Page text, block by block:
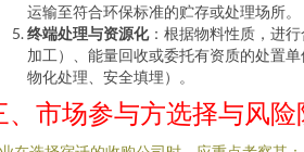
运输至符合环保标准的贮存或处理场所。
终端处理与资源化：根据物料性质，进
加工）、能量回收或委托有资质的处置
物化处理、安全填埋）。
、市场参与方选择与风险